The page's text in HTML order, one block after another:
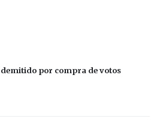
por compra de votos